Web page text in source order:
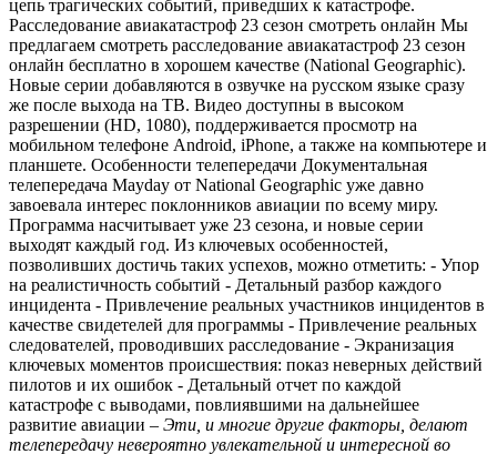
цепь трагических событий, приведших к катастрофе.
Расследование авиакатастроф 23 сезон смотреть онлайн Мы
предлагаем смотреть расследование авиакатастроф 23 сезон
онлайн бесплатно в хорошем качестве (National Geographic).
Новые серии добавляются в озвучке на русском языке сразу
же после выхода на ТВ. Видео доступны в высоком
разрешении (HD, 1080), поддерживается просмотр на
мобильном телефоне Android, iPhone, а также на компьютере и
планшете. Особенности телепередачи Документальная
телепередача Mayday от National Geographic уже давно
завоевала интерес поклонников авиации по всему миру.
Программа насчитывает уже 23 сезона, и новые серии
выходят каждый год. Из ключевых особенностей,
позволивших достичь таких успехов, можно отметить: - Упор
на реалистичность событий - Детальный разбор каждого
инцидента - Привлечение реальных участников инцидентов в
качестве свидетелей для программы - Привлечение реальных
следователей, проводивших расследование - Экранизация
ключевых моментов происшествия: показ неверных действий
пилотов и их ошибок - Детальный отчет по каждой
катастрофе с выводами, повлиявшими на дальнейшее
развитие авиации – Эти, и многие другие факторы, делают
телепередачу невероятно увлекательной и интересной во